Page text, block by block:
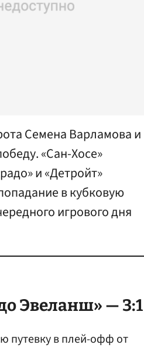
Семена Варламова и
«Сан-Хосе»
и «Детройт»
в кубковую
игрового дня
Эвеланш» — 3:1
путевку в плей-офф от